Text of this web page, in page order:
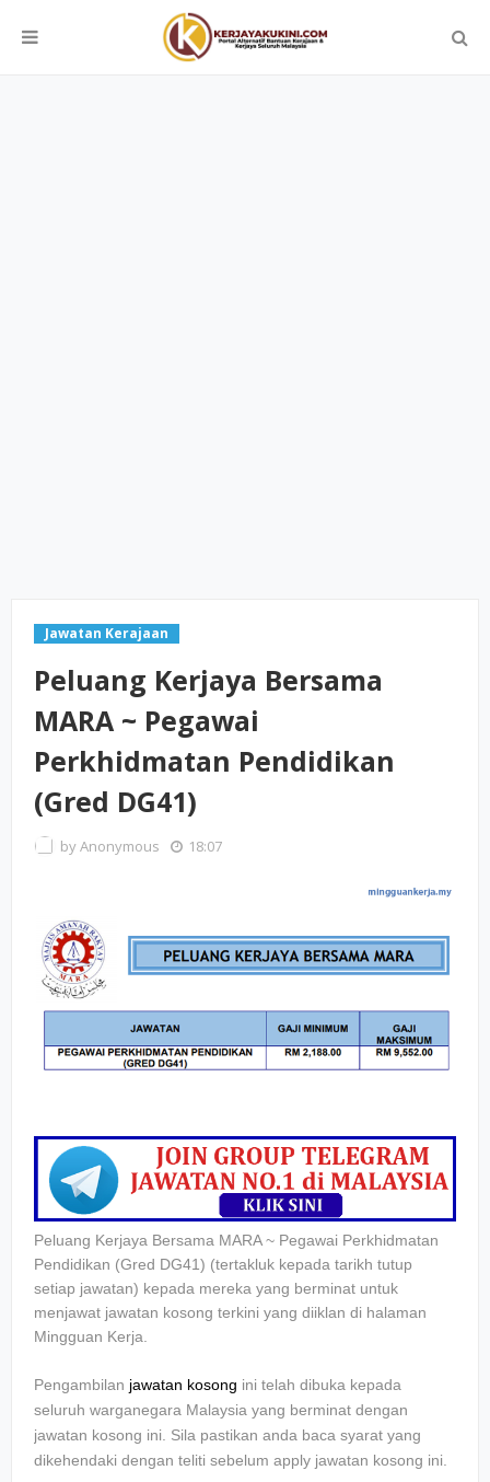
Jawatan Kerajaan
Peluang Kerjaya Bersama
MARA ~ Pegawai
Perkhidmatan Pendidikan
(Gred DG41)
byAnonymous 18:07
Peluang Kerjaya Bersama MARA ~ Pegawai Perkhidmatan
Pendidikan (Gred DG41) (tertakluk kepada tarikh tutup
setiap jawatan) kepada mereka yang berminat untuk
menjawat jawatan kosong terkini yang diiklan di halaman
Mingguan Kerja.
Pengambilan jawatan kosong ini telah dibuka kepada
seluruh warganegara Malaysia yang berminat dengan
jawatan kosong ini. Sila pastikan anda baca syarat yang
dikehendaki dengan teliti sebelum apply jawatan kosong ini.